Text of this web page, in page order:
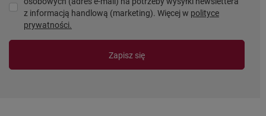
z informacją handlową (marketing). Więcej w polityce
prywatności.
Zapisz się